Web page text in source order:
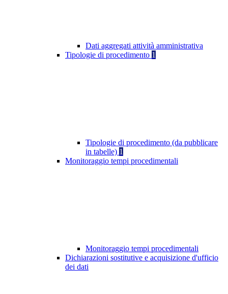
Dati aggregati attività amministrativa
Tipologie di procedimento 1
Tipologie di procedimento (da pubblicare
in tabelle) 1
Monitoraggio tempi procedimentali
Monitoraggio tempi procedimentali
Dichiarazioni sostitutive e acquisizione d'ufficio
dei dati